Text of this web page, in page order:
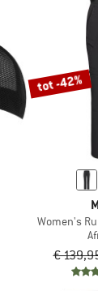
tot -42%
Women's
€